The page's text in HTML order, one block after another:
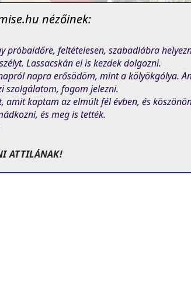
nézőinek:
próbaidőre, feltételesen, szabadlábra
Lassacskán el is kezdek dolgozni.
napra erősödöm, mint a kölyökgólya.
szolgálatom, fogom jelezni.
amit kaptam az elmúlt fél évben, és
és meg is tették.
ATTILÁNAK!